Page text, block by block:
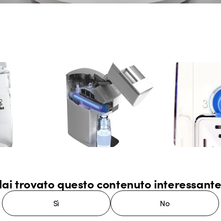
trovato questo contenuto
Sì No